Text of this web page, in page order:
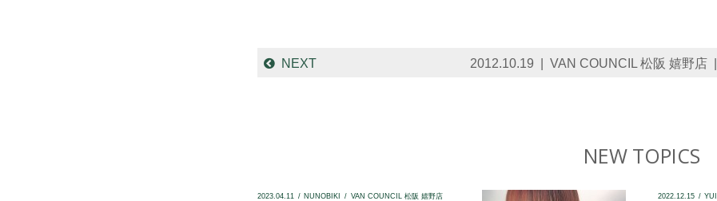
NEXT 2012.10.19 VAN COUNCIL 松阪 嬉野店
NEW TOPICS
2023.04.11 NUNOBIKI VAN COUNCIL 松阪 嬉野店 2022.12.15 YUI